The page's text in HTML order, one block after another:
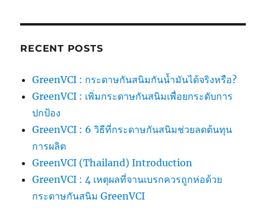
RECENT POSTS
GreenVCI : กระดาษกันสนิมกันน้ำมันได้จริงหรือ?
GreenVCI : เพิ่มกระดาษกันสนิมเพื่อยกระดับการ
ปกป้อง
GreenVCI : 6 วิธีที่กระดาษกันสนิมช่วยลดต้นทุน
การผลิต
GreenVCI (Thailand) Introduction
GreenVCI : 4 เหตุผลที่จานเบรกควรถูกห่อด้วย
กระดาษกันสนิม GreenVCI